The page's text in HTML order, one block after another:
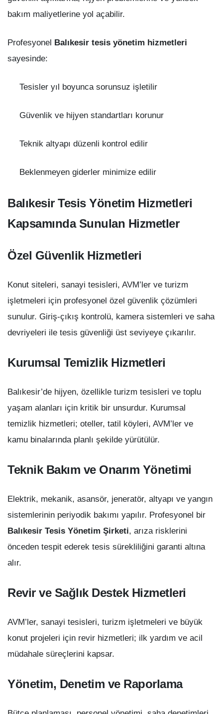
bakım maliyetlerine yol açabilir.
Profesyonel Balıkesir tesis yönetim hizmetleri
sayesinde:
Tesisler yıl boyunca sorunsuz işletilir
Güvenlik ve hijyen standartları korunur
Teknik altyapı düzenli kontrol edilir
Beklenmeyen giderler minimize edilir
Balıkesir Tesis Yönetim Hizmetleri
Kapsamında Sunulan Hizmetler
Özel Güvenlik Hizmetleri
Konut siteleri, sanayi tesisleri, AVM’ler ve turizm
işletmeleri için profesyonel özel güvenlik çözümleri
sunulur. Giriş-çıkış kontrolü, kamera sistemleri ve saha
devriyeleri ile tesis güvenliği üst seviyeye çıkarılır.
Kurumsal Temizlik Hizmetleri
Balıkesir’de hijyen, özellikle turizm tesisleri ve toplu
yaşam alanları için kritik bir unsurdur. Kurumsal
temizlik hizmetleri; oteller, tatil köyleri, AVM’ler ve
kamu binalarında planlı şekilde yürütülür.
Teknik Bakım ve Onarım Yönetimi
Elektrik, mekanik, asansör, jeneratör, altyapı ve yangın
sistemlerinin periyodik bakımı yapılır. Profesyonel bir
Balıkesir Tesis Yönetim Şirketi, arıza risklerini
önceden tespit ederek tesis sürekliliğini garanti altına
alır.
Revir ve Sağlık Destek Hizmetleri
AVM’ler, sanayi tesisleri, turizm işletmeleri ve büyük
konut projeleri için revir hizmetleri; ilk yardım ve acil
müdahale süreçlerini kapsar.
Yönetim, Denetim ve Raporlama